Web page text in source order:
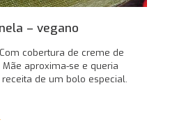
– vegano
cobertura de creme de
aproxima-se e queria
de um bolo especial.